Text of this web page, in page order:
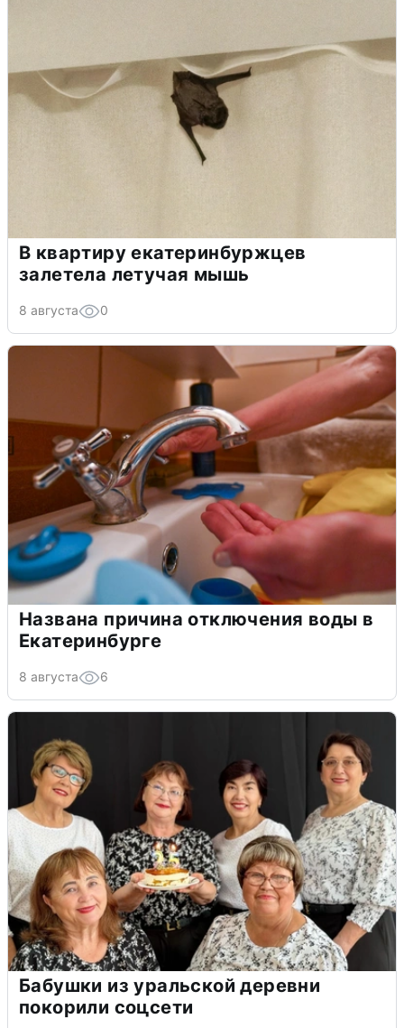
В квартиру екатеринбуржцев
залетела летучая мышь
8 августа 0
Названа причина отключения воды в
Екатеринбурге
8 августа 6
Бабушки из уральской деревни
покорили соцсети